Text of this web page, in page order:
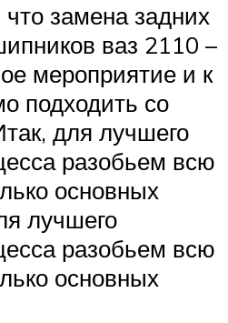
замена задних
ваз 2110 –
мероприятие и к
подходить со
для лучшего
разобьем всю
основных
лучшего
разобьем всю
основных